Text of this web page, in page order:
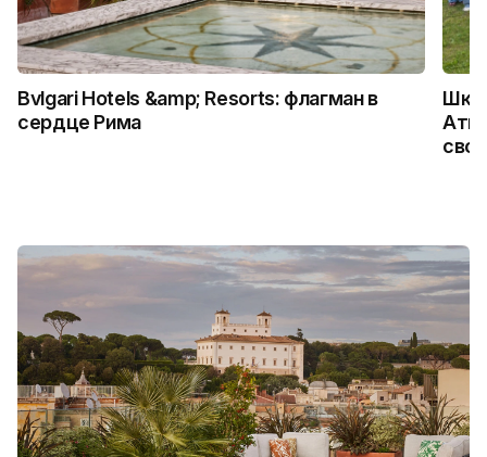
Bvlgari Hotels &amp; Resorts: флагман в
сердце Рима